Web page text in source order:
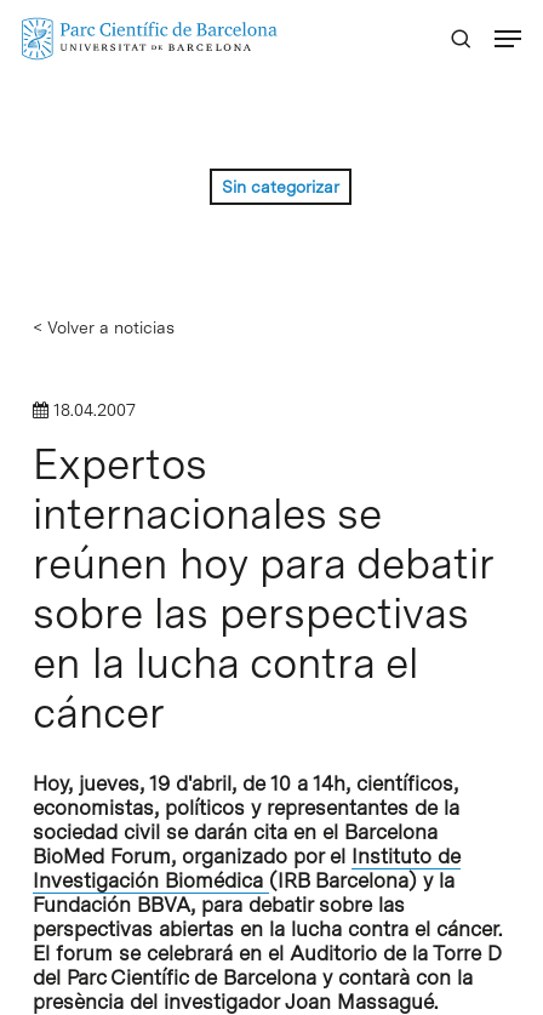
Skip
Sin categorizar
< Volver a noticias
18.04.2007
Expertos
internacionales se
reúnen hoy para debatir
sobre las perspectivas
en la lucha contra el
cáncer
Hoy, jueves, 19 d'abril, de 10 a 14h, científicos,
economistas, políticos y representantes de la
sociedad civil se darán cita en el Barcelona
BioMed Forum, organizado por el Instituto de
Investigación Biomédica (IRB Barcelona) y la
Fundación BBVA, para debatir sobre las
perspectivas abiertas en la lucha contra el cáncer.
El forum se celebrará en el Auditorio de la Torre D
del Parc Científic de Barcelona y contarà con la
presència del investigador Joan Massagué.